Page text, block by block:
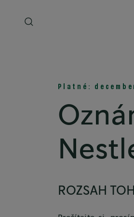
Platné:
ROZSAH